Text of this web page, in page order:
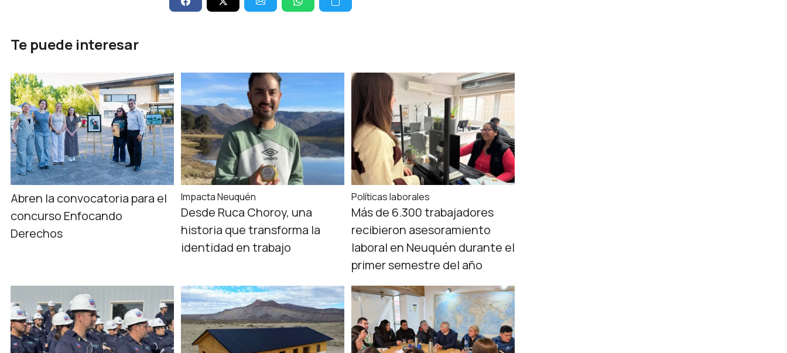
Te puede interesar
Abren la convocatoria para el
concurso Enfocando
Derechos
Impacta Neuquén
Desde Ruca Choroy, una
historia que transforma la
identidad en trabajo
Políticas laborales
Más de 6.300 trabajadores
recibieron asesoramiento
laboral en Neuquén durante el
primer semestre del año